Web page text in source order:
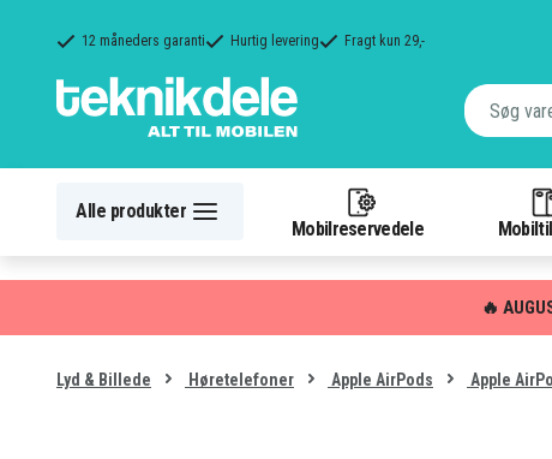
12 måneders garanti Hurtig levering Fragt kun 29,-
Alle produkter
Mobilreservedele
🔥
Lyd & Billede Høretelefoner Apple AirPods Apple